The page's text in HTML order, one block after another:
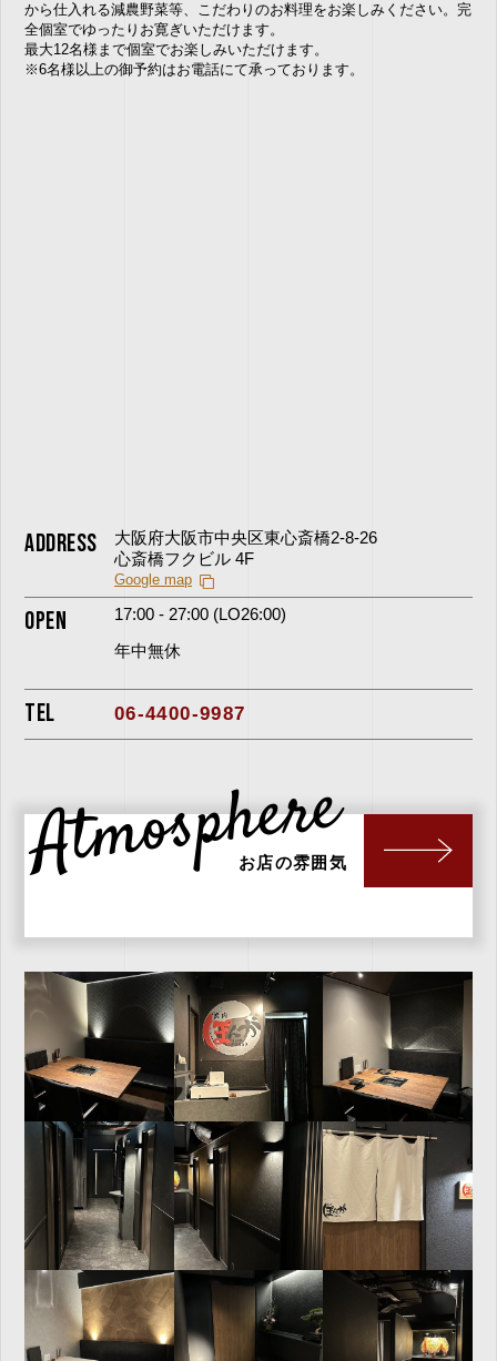
から仕入れる減農野菜等、こだわりのお料理をお楽しみください。完
全個室でゆったりお寛ぎいただけます。
最大12名様まで個室でお楽しみいただけます。
※6名様以上の御予約はお電話にて承っております。
ADDRESS
大阪府大阪市中央区東心斎橋2-8-26
心斎橋フクビル 4F
Google map
OPEN 17:00 - 27:00 (LO26:00)
年中無休
TEL 06-4400-9987
Atmosphere
お店の雰囲気